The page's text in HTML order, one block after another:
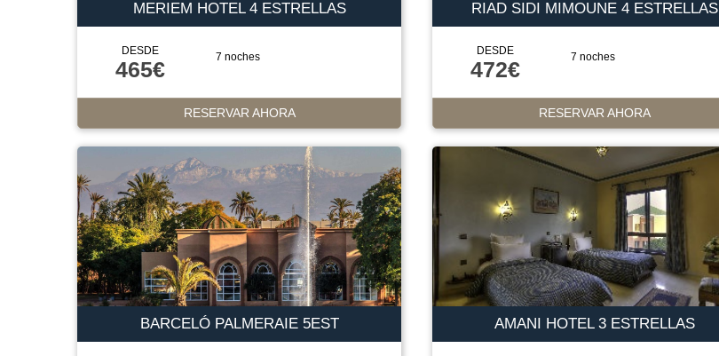
MERIEM HOTEL 4 ESTRELLAS
DESDE
465€ 7 noches
RESERVAR AHORA
RIAD SIDI MIMOUNE 4 ESTRELLAS
DESDE
472€ 7 noches
RESERVAR AHORA
BARCELÓ PALMERAIE 5EST AMANI HOTEL 3 ESTRELLAS